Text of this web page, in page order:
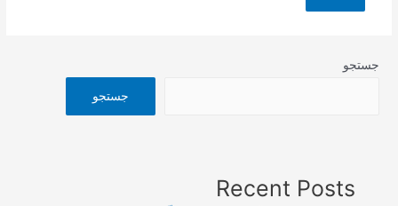
جستجو
جستجو
Recent Posts